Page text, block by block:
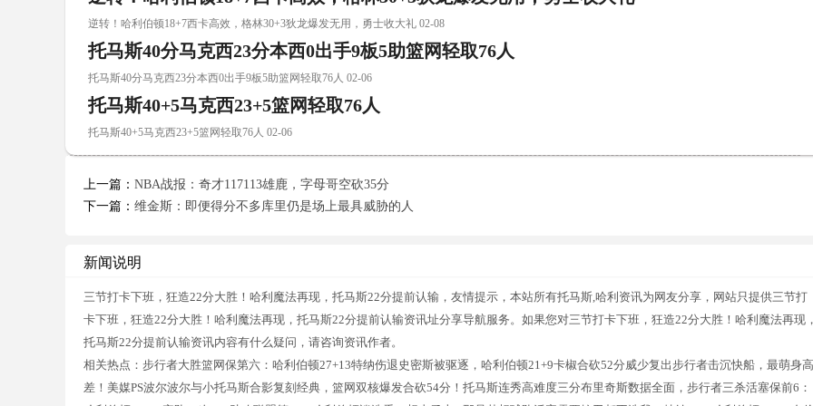
逆转！哈利伯顿18+7西卡高效，格林30+3狄龙爆发无用，勇士收大礼 02-08
托马斯40分马克西23分本西0出手9板5助篮网轻取76人
托马斯40分马克西23分本西0出手9板5助篮网轻取76人 02-06
托马斯40+5马克西23+5篮网轻取76人
托马斯40+5马克西23+5篮网轻取76人 02-06
上一篇： NBA战报：奇才117113雄鹿，字母哥空砍35分
下一篇： 维金斯：即便得分不多库里仍是场上最具威胁的人
新闻说明
三节打卡下班，狂造22分大胜！哈利魔法再现，托马斯22分提前认输，友情提示，本站所有托马斯,哈利资讯为网友分享，网站只提供三节打
卡下班，狂造22分大胜！哈利魔法再现，托马斯22分提前认输资讯址分享导航服务。如果您对三节打卡下班，狂造22分大胜！哈利魔法再现
托马斯22分提前认输资讯内容有什么疑问，请咨询资讯作者。
相关热点：步行者大胜篮网保第六：哈利伯顿27+13特纳伤退史密斯被驱逐，哈利伯顿21+9卡椒合砍52分威少复出步行者击沉快船，最萌身高
差！美媒PS波尔波尔与小托马斯合影复刻经典，篮网双核爆发合砍54分！托马斯连秀高难度三分布里奇斯数据全面，步行者三杀活塞保前6：